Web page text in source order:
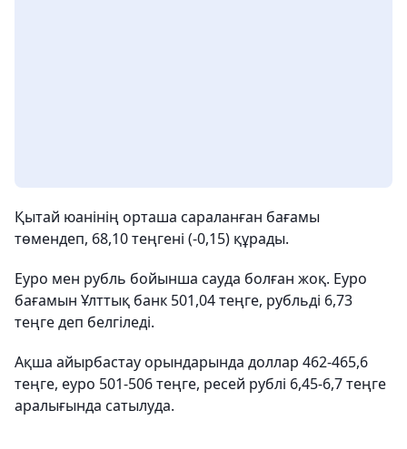
Қытай юанінің орташа сараланған бағамы
төмендеп, 68,10 теңгені (-0,15) құрады.
Еуро мен рубль бойынша сауда болған жоқ. Еуро
бағамын Ұлттық банк 501,04 теңге, рубльді 6,73
теңге деп белгіледі.
Ақша айырбастау орындарында доллар 462-465,6
теңге, еуро 501-506 теңге, ресей рублі 6,45-6,7 теңге
аралығында сатылуда.